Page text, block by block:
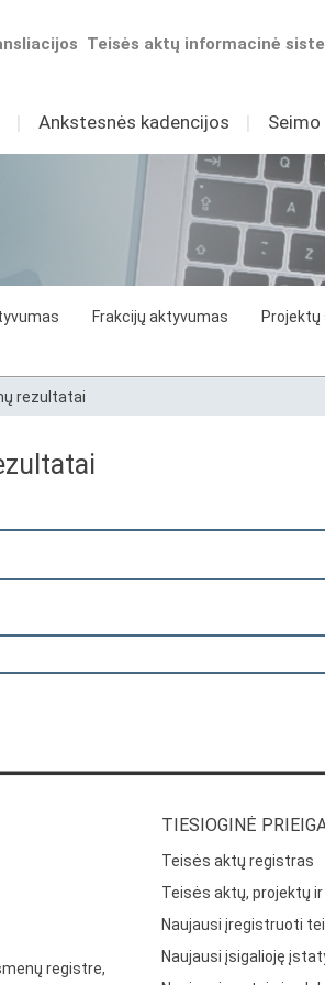
Teisės aktų informacinė
I Ankstesnės kadencijos I
Frakcijų aktyvumas
rezultatai
registre,
TIESIOGINĖ
Teisės aktų registras
Teisės aktų, projektų
Naujausi įregistruoti
Naujausi įsigalioję